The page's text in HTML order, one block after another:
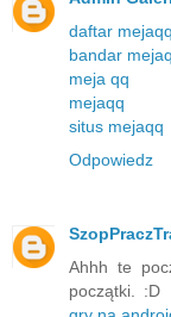
daftar mejaqq
bandar
meja qq
mejaqq
situs mejaqq
Odpowiedz
Ahhh te
początki. :D